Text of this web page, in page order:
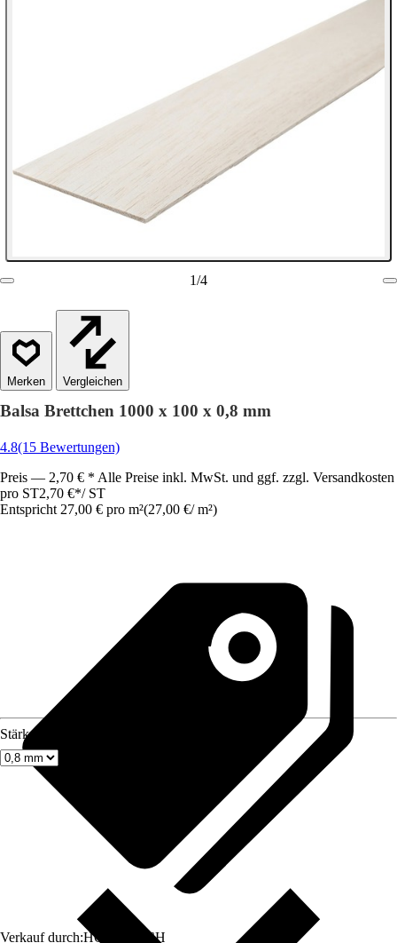
1/4
Vergleichen
Balsa Brettchen 1000 x 100 x 0,8 mm
4.8(15 Bewertungen)
Preis — 2,70 € * Alle Preise inkl. MwSt. und ggf. zzgl. Versandkosten
pro ST2,70 €*/ ST
Entspricht 27,00 € pro m²(27,00 €/ m²)
Verkauf durch:HORNBACH
Stärke